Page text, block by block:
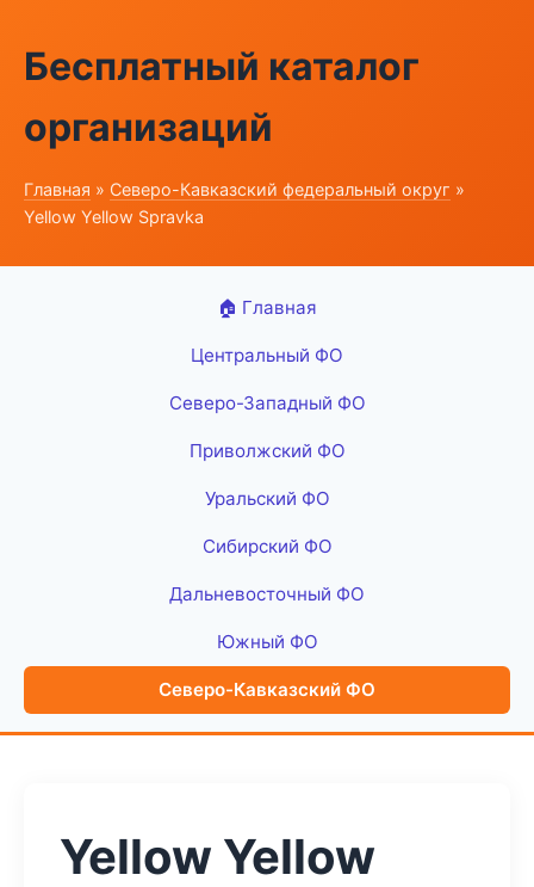
Бесплатный каталог
организаций
Главная » Северо-Кавказский федеральный округ »
Yellow Yellow Spravka
🏠 Главная
Центральный ФО
Северо-Западный ФО
Приволжский ФО
Уральский ФО
Сибирский ФО
Дальневосточный ФО
Южный ФО
Северо-Кавказский ФО
Yellow Yellow